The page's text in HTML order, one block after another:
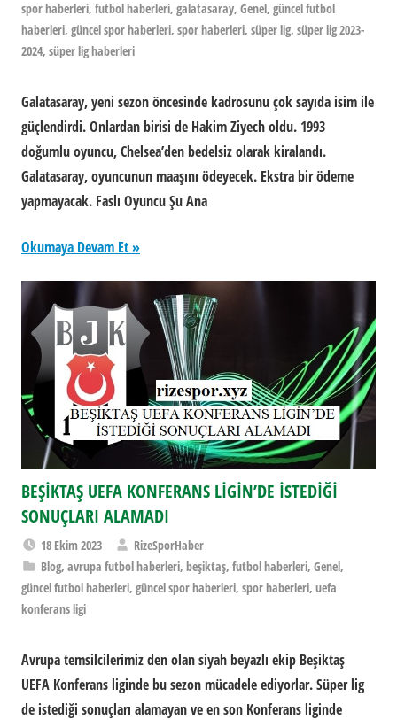
spor haberleri, futbol haberleri, galatasaray, Genel, güncel futbol
haberleri, güncel spor haberleri, spor haberleri, süper lig, süper lig 2023-
2024, süper lig haberleri
Galatasaray, yeni sezon öncesinde kadrosunu çok sayıda isim ile
güçlendirdi. Onlardan birisi de Hakim Ziyech oldu. 1993
doğumlu oyuncu, Chelsea’den bedelsiz olarak kiralandı.
Galatasaray, oyuncunun maaşını ödeyecek. Ekstra bir ödeme
yapmayacak. Faslı Oyuncu Şu Ana
Okumaya Devam Et
BEŞİKTAŞ UEFA KONFERANS LİGİN’DE İSTEDİĞİ
SONUÇLARI ALAMADI
18 Ekim 2023
RizeSporHaber
Blog,avrupa futbol haberleri,beşiktaş,futbol haberleri,Genel,
güncel futbol haberleri, güncel spor haberleri, spor haberleri, uefa
konferans ligi
Avrupa temsilcilerimiz den olan siyah beyazlı ekip Beşiktaş
UEFA Konferans liginde bu sezon mücadele ediyorlar. Süper lig
de istediği sonuçları alamayan ve en son Konferans liginde